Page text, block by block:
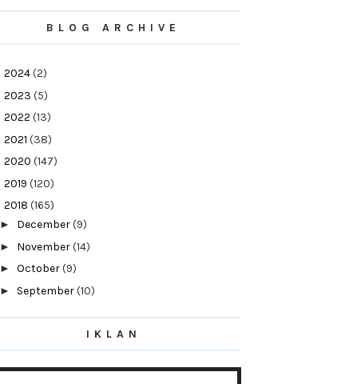
BLOG ARCHIVE
2024(2)
2023 (5)
2022 (13)
2021 (38)
2020 (147)
2019 (120)
2018 (165)
► December(9)
► November(14)
►October(9)
► September(10)
IKLAN